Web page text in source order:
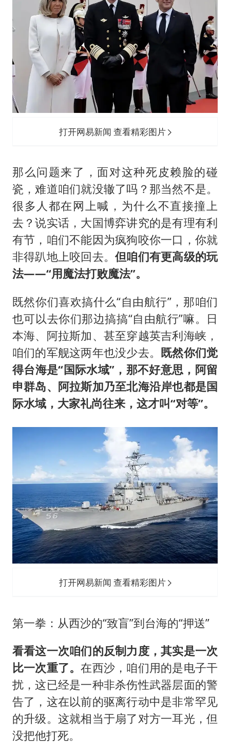
打开网易新闻 查看精彩图片
那么问题来了，面对这种死皮赖脸的碰
瓷，难道咱们就没辙了吗？那当然不是。
很多人都在网上喊，为什么不直接撞上
去？说实话，大国博弈讲究的是有理有利
有节，咱们不能因为疯狗咬你一口，你就
非得趴地上咬回去。但咱们有更高级的玩
法——“用魔法打败魔法”。
既然你们喜欢搞什么“自由航行”，那咱们
也可以去你们那边搞搞“自由航行”嘛。日
本海、阿拉斯加、甚至穿越英吉利海峡，
咱们的军舰这两年也没少去。 既然你们觉
得台海是“国际水域”，那不好意思，阿留
申群岛、阿拉斯加乃至北海沿岸也都是国
际水域，大家礼尚往来，这才叫“对等”。
打开网易新闻 查看精彩图片
第一拳：从西沙的“致盲”到台海的“押送”
看看这一次咱们的反制力度，其实是一次
比一次重了。在西沙，咱们用的是电子干
扰，这已经是一种非杀伤性武器层面的警
告了，这在以前的驱离行动中是非常罕见
的升级。这就相当于扇了对方一耳光，但
没把他打死。